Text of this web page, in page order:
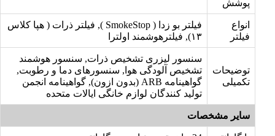
پوشش
انواع
فیلتر
فیلتر بو زدا ( SmokeStop ), فیلتر ذرات ( هپا کلاس
۱۳), فیلترهوشمند اولترا
توضیحات
تکمیلی
سنسور لیزری تشخیص ذرات, سنسور هوشمند
تشخیص آلودگی هوا, سنسورهای دما و رطوبت,
گواهینامه ARB (بدون ازون), گواهینامه انجمن
تولید کنندگان لوازم خانگی ایالات متحده
سایر مشخصات